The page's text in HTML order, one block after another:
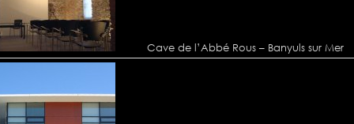
Cave de l’Abbé Rous – Banyuls sur Mer